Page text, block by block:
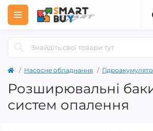
Насосне обладнання
Розширювальні
систем опалення